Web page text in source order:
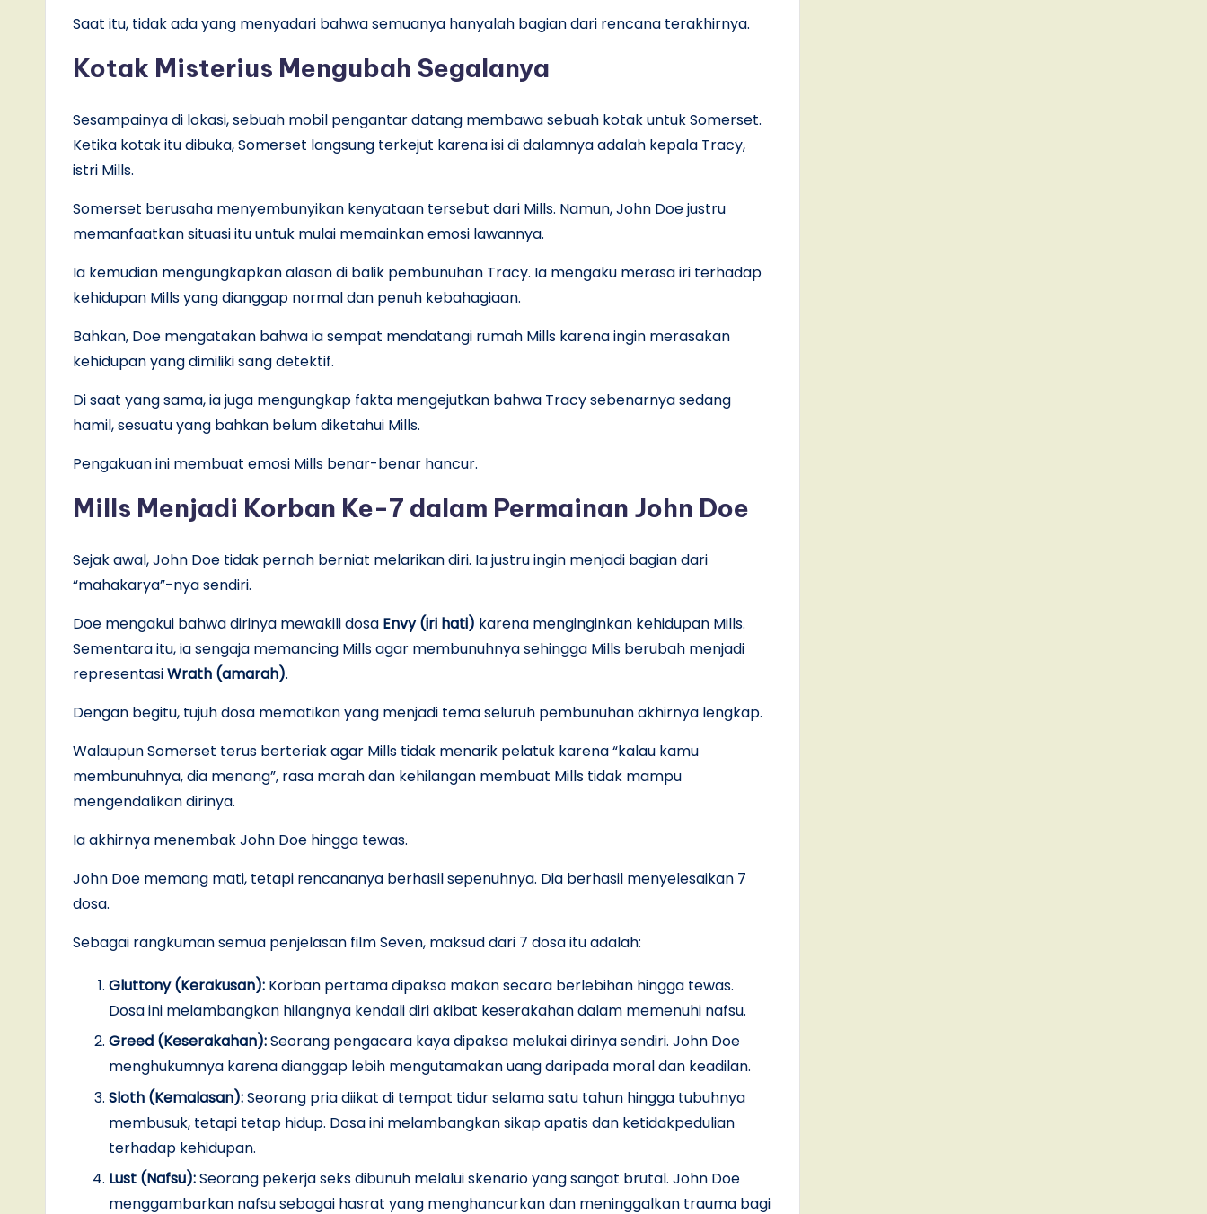
Saat itu, tidak ada yang menyadari bahwa semuanya hanyalah bagian dari rencana terakhirnya.
Kotak Misterius Mengubah Segalanya
Sesampainya di lokasi, sebuah mobil pengantar datang membawa sebuah kotak untuk Somerset.
Ketika kotak itu dibuka, Somerset langsung terkejut karena isi di dalamnya adalah kepala Tracy,
istri Mills.
Somerset berusaha menyembunyikan kenyataan tersebut dari Mills. Namun, John Doe justru
memanfaatkan situasi itu untuk mulai memainkan emosi lawannya.
Ia kemudian mengungkapkan alasan di balik pembunuhan Tracy. Ia mengaku merasa iri terhadap
kehidupan Mills yang dianggap normal dan penuh kebahagiaan.
Bahkan, Doe mengatakan bahwa ia sempat mendatangi rumah Mills karena ingin merasakan
kehidupan yang dimiliki sang detektif.
Di saat yang sama, ia juga mengungkap fakta mengejutkan bahwa Tracy sebenarnya sedang
hamil, sesuatu yang bahkan belum diketahui Mills.
Pengakuan ini membuat emosi Mills benar-benar hancur.
Mills Menjadi Korban Ke-7 dalam Permainan John Doe
Sejak awal, John Doe tidak pernah berniat melarikan diri. Ia justru ingin menjadi bagian dari
“mahakarya”-nya sendiri.
Doe mengakui bahwa dirinya mewakili dosa Envy (iri hati) karena menginginkan kehidupan Mills.
Sementara itu, ia sengaja memancing Mills agar membunuhnya sehingga Mills berubah menjadi
representasiWrath (amarah).
Dengan begitu, tujuh dosa mematikan yang menjadi tema seluruh pembunuhan akhirnya lengkap.
Walaupun Somerset terus berteriak agar Mills tidak menarik pelatuk karena “kalau kamu
membunuhnya, dia menang”, rasa marah dan kehilangan membuat Mills tidak mampu
mengendalikan dirinya.
Ia akhirnya menembak John Doe hingga tewas.
John Doe memang mati, tetapi rencananya berhasil sepenuhnya. Dia berhasil menyelesaikan 7
dosa.
Sebagai rangkuman semua penjelasan film Seven, maksud dari 7 dosa itu adalah:
Gluttony (Kerakusan): Korban pertama dipaksa makan secara berlebihan hingga tewas.
Dosa ini melambangkan hilangnya kendali diri akibat keserakahan dalam memenuhi nafsu.
Greed (Keserakahan):Seorang pengacara kaya dipaksa melukai dirinya sendiri. John Doe
menghukumnya karena dianggap lebih mengutamakan uang daripada moral dan keadilan.
Sloth (Kemalasan):Seorang pria diikat di tempat tidur selama satu tahun hingga tubuhnya
membusuk, tetapi tetap hidup. Dosa ini melambangkan sikap apatis dan ketidakpedulian
terhadap kehidupan.
Lust (Nafsu):Seorang pekerja seks dibunuh melalui skenario yang sangat brutal. John Doe
menggambarkan nafsu sebagai hasrat yang menghancurkan dan meninggalkan trauma bagi